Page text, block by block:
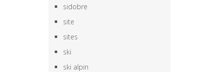
sidobre
site
sites
ski
ski alpin